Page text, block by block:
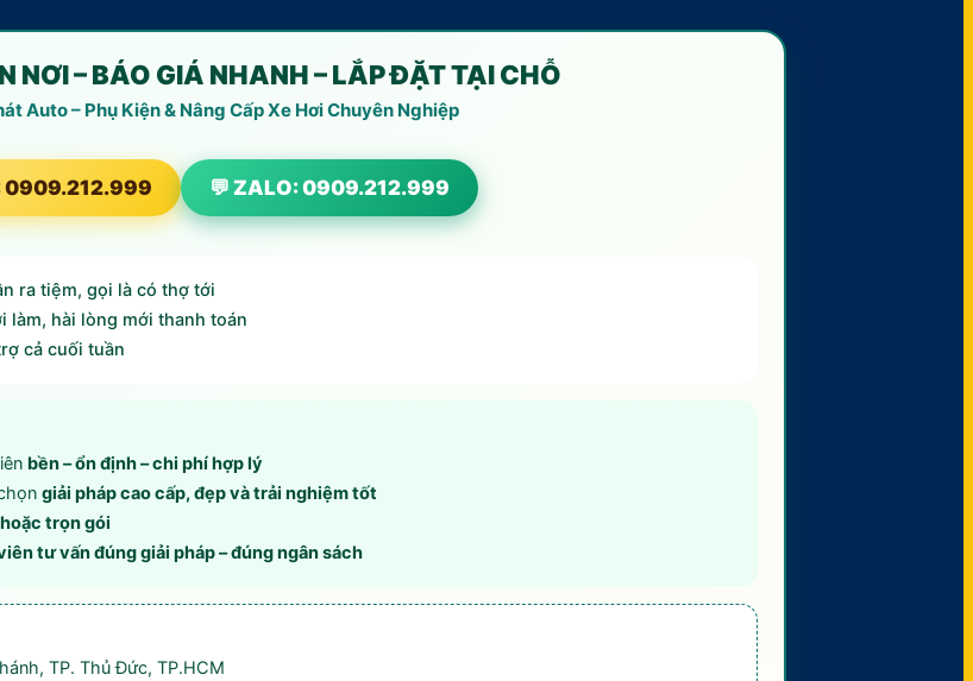
NƠI – BÁO GIÁ NHANH – LẮP ĐẶT TẠI CHỖ
Auto – Phụ Kiện & Nâng Cấp Xe Hơi Chuyên Nghiệp
0909.212.999 💬 ZALO: 0909.212.999
ra tiệm, gọi là có thợ tới
làm, hài lòng mới thanh toán
cả cuối tuần
bền – ổn định – chi phí hợp lý
giải pháp cao cấp, đẹp và trải nghiệm tốt
trọn gói
tư vấn đúng giải pháp – đúng ngân sách
TP. Thủ Đức, TP.HCM